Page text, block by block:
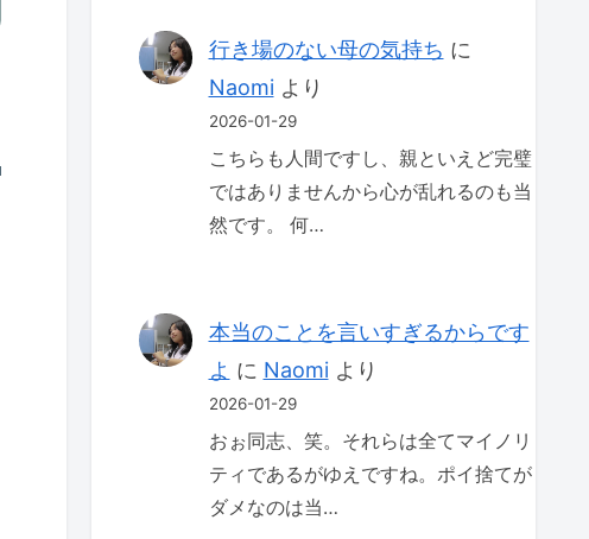
行き場のない母の気持ち に
Naomiより
2026-01-29
こちらも人間ですし、親といえど完璧
ではありませんから心が乱れるのも当
然です。 何…
本当のことを言いすぎるからです
よ に Naomiより
2026-01-29
おぉ同志、笑。それらは全てマイノリ
ティであるがゆえですね。ポイ捨てが
ダメなのは当…